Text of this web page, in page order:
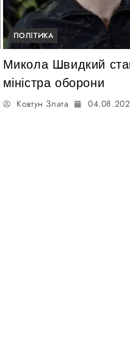
ПОЛІТИКА
Микола Швидкий
міністра оборони
Ковтун Злата